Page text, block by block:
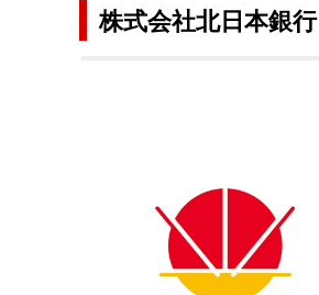
株式会社北日本銀行